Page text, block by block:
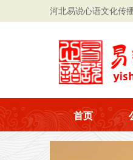
河北易说心语文化传
首页